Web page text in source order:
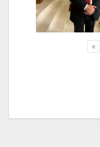
«